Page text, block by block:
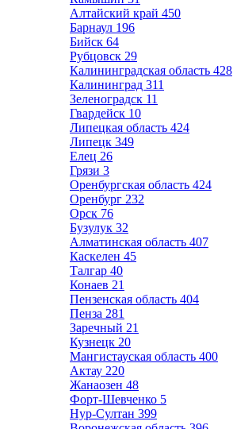
Алтайский край 450
Барнаул 196
Бийск 64
Рубцовск 29
Калининградская область 428
Калининград 311
Зеленоградск 11
Гвардейск 10
Липецкая область 424
Липецк 349
Елец 26
Грязи 3
Оренбургская область 424
Оренбург 232
Орск 76
Бузулук 32
Алматинская область 407
Каскелен 45
Талгар 40
Конаев 21
Пензенская область 404
Пенза 281
Заречный 21
Кузнецк 20
Мангистауская область 400
Актау 220
Жанаозен 48
Форт-Шевченко 5
Нур-Султан 399